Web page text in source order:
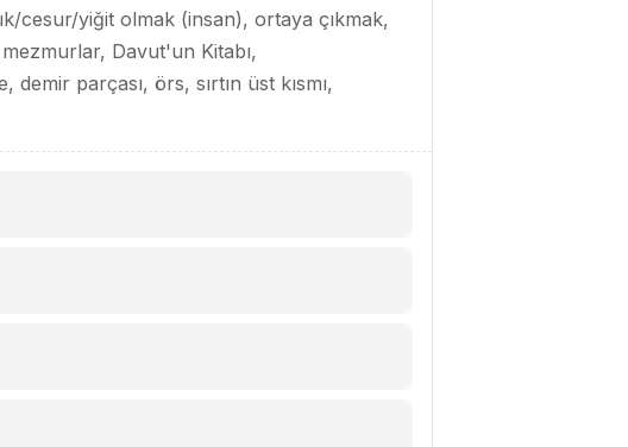
cesur/yiğit olmak (insan), ortaya çıkmak,
mezmurlar, Davut'un Kitabı,
parçası, örs, sırtın üst kısmı,